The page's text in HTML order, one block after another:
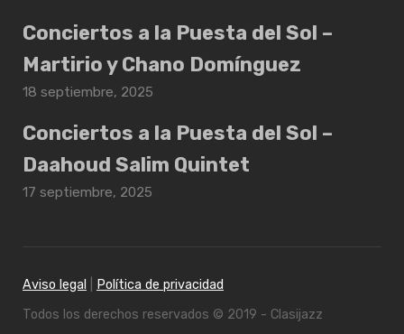
Conciertos a la Puesta del Sol –
Martirio y Chano Domínguez
18 septiembre, 2025
Conciertos a la Puesta del Sol –
Daahoud Salim Quintet
17 septiembre, 2025
Aviso legal
Política de privacidad
Todos los derechos reservados © 2019 - Clasijazz